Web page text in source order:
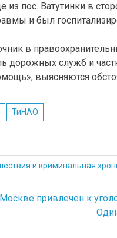
из пос. Ватутинки в
и был
в
дорожных служб и
выясняются
ТиНАО
и криминальная
привлечен к